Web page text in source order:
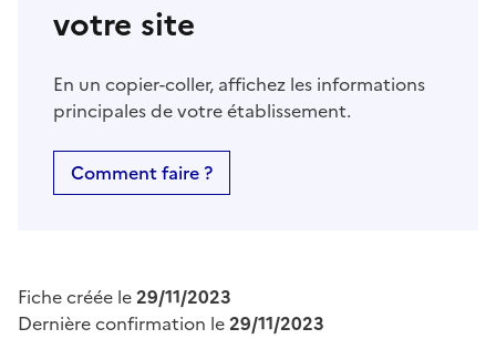
votre site
En un copier-coller, affichez les informations
principales de votre établissement.
Comment faire ?
Fiche créée le29/11/2023
Dernière confirmation le29/11/2023